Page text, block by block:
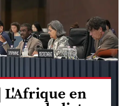
L'Afrique en